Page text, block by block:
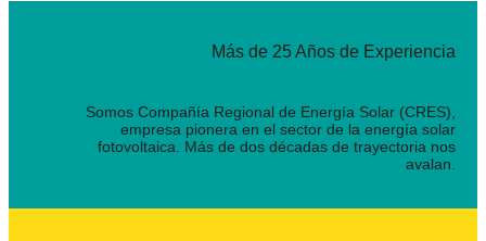
Más de 25 Años de Experiencia
Somos Compañía Regional de Energía Solar (CRES),
empresa pionera en el sector de la energía solar
fotovoltaica. Más de dos décadas de trayectoria nos
avalan.